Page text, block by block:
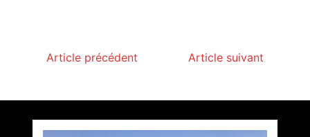
Article précédent Article suivant